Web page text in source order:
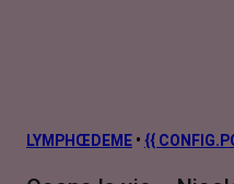
LYMPHŒDEME • {{